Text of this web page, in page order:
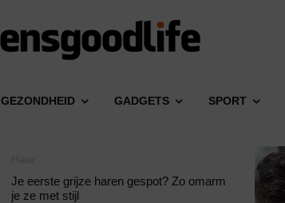
GEZONDHEID GADGETS SPORT
Je eerste grijze haren gespot? Zo omarm
je ze met stijl